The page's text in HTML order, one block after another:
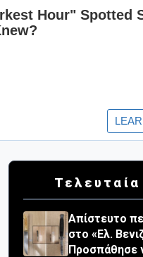
Τελευταία
Απίστευτο
στο «Ελ.
Προσπάθησε